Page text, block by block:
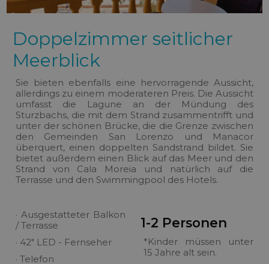
Doppelzimmer seitlicher
Meerblick
Sie bieten ebenfalls eine hervorragende Aussicht,
allerdings zu einem moderateren Preis. Die Aussicht
umfasst die Lagune an der Mündung des
Sturzbachs, die mit dem Strand zusammentrifft und
unter der schönen Brücke, die die Grenze zwischen
den Gemeinden San Lorenzo und Manacor
überquert, einen doppelten Sandstrand bildet. Sie
bietet außerdem einen Blick auf das Meer und den
Strand von Cala Moreia und natürlich auf die
Terrasse und den Swimmingpool des Hotels.
· Ausgestatteter Balkon
/ Terrasse
· 42" LED - Fernseher
· Telefon
1-2 Personen
*Kinder müssen unter
15 Jahre alt sein.